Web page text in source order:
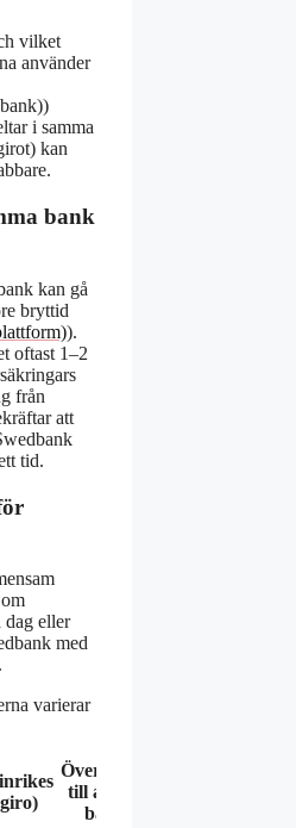
vilket
använder
i samma
kan
bank
kan gå
bryttid
).
oftast 1–2
från
att
tid.
dag eller
med
varierar
Överföring
till annan
bank